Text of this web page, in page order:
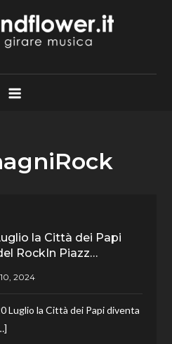
la Città dei Papi
RockIn Piazz…
Luglio la Città dei Papi diventa